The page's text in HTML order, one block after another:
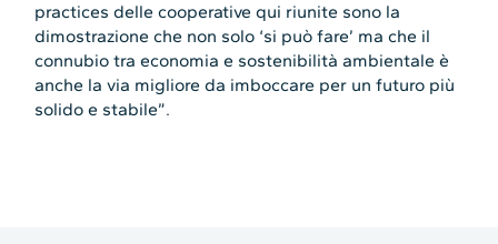
practices delle cooperative qui riunite sono la
dimostrazione che non solo ‘si può fare’ ma che il
connubio tra economia e sostenibilità ambientale è
anche la via migliore da imboccare per un futuro più
solido e stabile”.